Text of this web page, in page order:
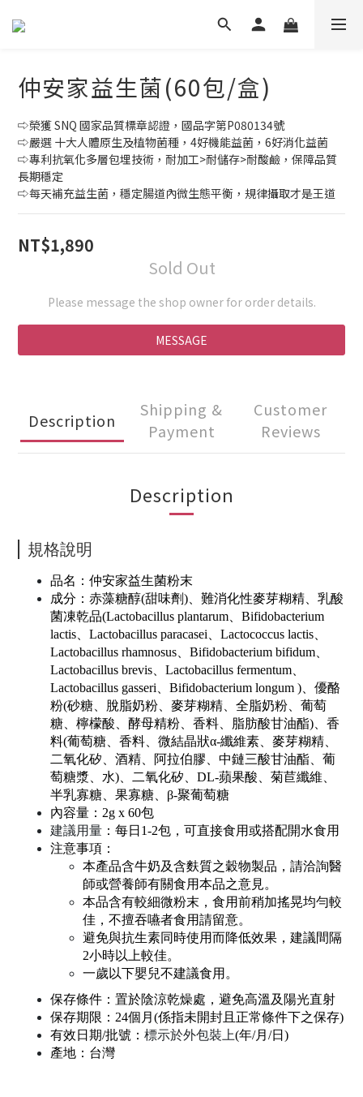
仲安家益生菌(60包/盒)
⇨榮獲 SNQ 國家品質標章認證，國品字第P080134號
⇨嚴選 十大人體原生及植物菌種，4好機能益菌，6好消化益菌
⇨專利抗氧化多層包埋技術，耐加工>耐儲存>耐酸鹼，保障品質
長期穩定
⇨每天補充益生菌，穩定腸道內微生態平衡，規律攝取才是王道
NT$1,890
Sold Out
Please message the shop owner for order details.
MESSAGE
Description
Shipping &
Payment
Customer
Reviews
Description
規格說明
品名：仲安家益生菌粉末
成分：赤藻糖醇(甜味劑)、難消化性麥芽糊精、乳酸
菌凍乾品(Lactobacillus plantarum、Bifidobacterium
lactis、Lactobacillus paracasei、Lactococcus lactis、
Lactobacillus rhamnosus、Bifidobacterium bifidum、
Lactobacillus brevis、Lactobacillus fermentum、
Lactobacillus gasseri、Bifidobacterium longum )、優酪
粉(砂糖、脫脂奶粉、麥芽糊精、全脂奶粉、葡萄
糖、檸檬酸、酵母精粉、香料、脂肪酸甘油酯)、香
料(葡萄糖、香料、微結晶狀α-纖維素、麥芽糊精、
二氧化矽、酒精、阿拉伯膠、中鏈三酸甘油酯、葡
萄糖漿、水)、二氧化矽、DL-蘋果酸、菊苣纖維、
半乳寡糖、果寡糖、β-聚葡萄糖
內容量：2g x 60包
建議用量 ：每日1-2包，可直接食用或搭配開水食用
注意事項：
本產品含牛奶及含麩質之穀物製品，請洽詢醫
師或營養師有關食用本品之意見。
本品含有較細微粉末，食用前稍加搖晃均勻較
佳，不擅吞嚥者食用請留意。
避免與抗生素同時使用而降低效果，建議間隔
2小時以上較佳。
一歲以下嬰兒不建議食用。
保存條件：置於陰涼乾燥處，避免高溫及陽光直射
保存期限：24個月(係指未開封且正常條件下之保存)
有效日期/批號： 標示於外包裝上(年/月/日)
產地：台灣